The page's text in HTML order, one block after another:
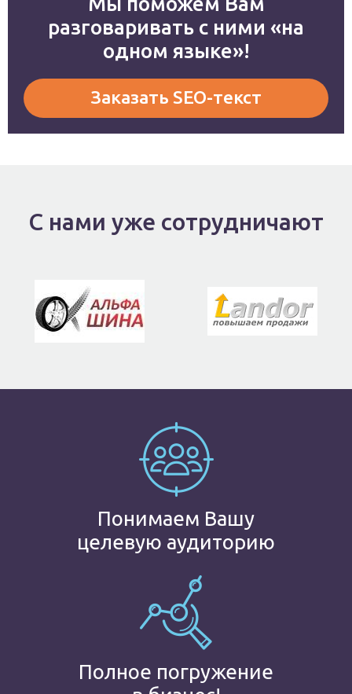
разговаривать с ними «на
одном языке»!
Заказать SEO-текст
С нами уже сотрудничают
Понимаем Вашу
целевую аудиторию
Полное погружение